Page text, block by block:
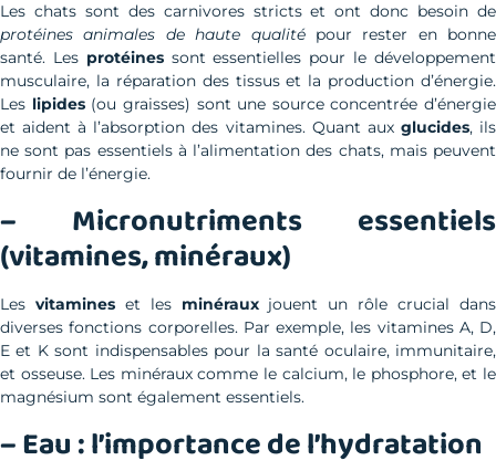
Les chats sont des carnivores stricts et ont donc besoin de
protéines animales de haute qualitépour rester en bonne
santé. Les protéines sont essentielles pour le développement
musculaire, la réparation des tissus et la production d’énergie.
Les lipides(ou graisses) sont une source concentrée d’énergie
et aident à l’absorption des vitamines. Quant aux glucides, ils
ne sont pas essentiels à l’alimentation des chats, mais peuvent
fournir de l’énergie.
– Micronutriments essentiels
(vitamines, minéraux)
Les vitamineset les minérauxjouent un rôle crucial dans
diverses fonctions corporelles. Par exemple, les vitamines A, D,
E et K sont indispensables pour la santé oculaire, immunitaire,
et osseuse. Les minéraux comme le calcium, le phosphore, et le
magnésium sont également essentiels.
– Eau : l’importance de l’hydratation